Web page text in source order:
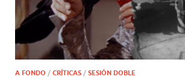
A FONDO / CRÍTICAS / SESIÓN DOBLE